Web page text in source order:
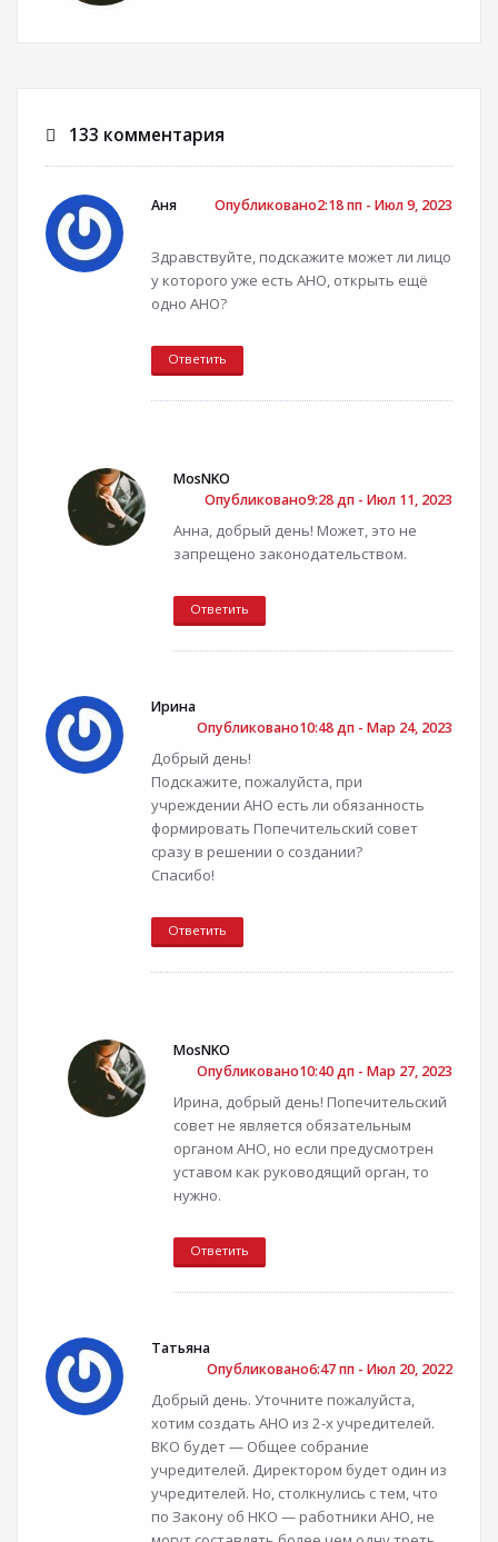
133 комментария
Аня Опубликовано2:18 пп - Июл 9, 2023
Здравствуйте, подскажите может ли лицо
у которого уже есть АНО, открыть ещё
одно АНО?
Ответить
MosNKO
Опубликовано9:28 дп - Июл 11, 2023
Анна, добрый день! Может, это не
запрещено законодательством.
Ответить
Ирина
Опубликовано10:48 дп - Мар 24, 2023
Добрый день!
Подскажите, пожалуйста, при
учреждении АНО есть ли обязанность
формировать Попечительский совет
сразу в решении о создании?
Спасибо!
Ответить
MosNKO
Опубликовано10:40 дп - Мар 27, 2023
Ирина, добрый день! Попечительский
совет не является обязательным
органом АНО, но если предусмотрен
уставом как руководящий орган, то
нужно.
Ответить
Татьяна
Опубликовано6:47 пп - Июл 20, 2022
Добрый день. Уточните пожалуйста,
хотим создать АНО из 2-х учредителей.
ВКО будет — Общее собрание
учредителей. Директором будет один из
учредителей. Но, столкнулись с тем, что
по Закону об НКО — работники АНО, не